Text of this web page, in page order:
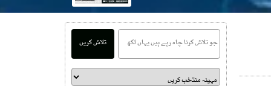
تلاش کریں